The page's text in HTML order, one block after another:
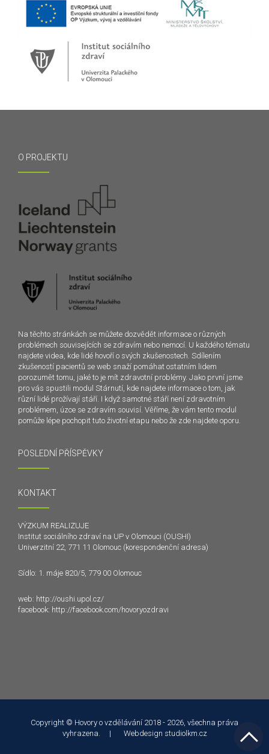
O PROJEKTU
Na těchto stránkách se můžete dozvědět informace o různých
problémech souvisejících se zdravím nebo nemocí. U každého tématu
najdete videa, kde lidé hovoří o svých zkušenostech. Sdílením
zkušeností pacientů se web snaží pomáhat ostatním lidem
porozumět tomu, jaké to je mít zdravotní problémy. Jako první jsme
pro vás spustili modul Stárnutí, kde najdete informace o tom, jak
různí lidé prožívají stáří. I když samotné stáří není zdravotním
problémem, úzce se zdravím souvisí. Věříme, že vám tento modul
pomůže lépe pochopit tuto životní etapu nebo že zde najdete oporu.
POSLEDNÍ PŘÍSPĚVKY
KONTAKT
VÝZKUM REALIZUJE
Institut sociálního zdraví na UP v Olomouci (OUSHI)
Univerzitní 22, 771 11 Olomouc (korespondenční adresa)
Sídlo: 1. máje 820/5, 779 00 Olomouc
web: http://oushi.upol.cz/
facebook: http://facebook.com/hovoryozdravi
Copyright © Hovory o vzdělávání 2018 - 2026, všechna práva
vyhrazena. | Webdesign studiolkm.cz
souhlasíte.
Souhlasím